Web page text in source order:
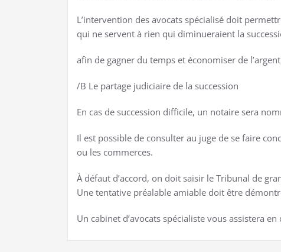
L’intervention des avocats spécialisé doit
qui ne servent à rien qui diminueraient la
afin de gagner du temps et économiser de
/B Le partage judiciaire de la succession
En cas de succession difficile, un notaire sera
Il est possible de consulter au juge de se faire
ou les commerces.
À défaut d’accord, on doit saisir le Tribunal de
Une tentative préalable amiable doit être
Un cabinet d’avocats spécialiste vous assistera